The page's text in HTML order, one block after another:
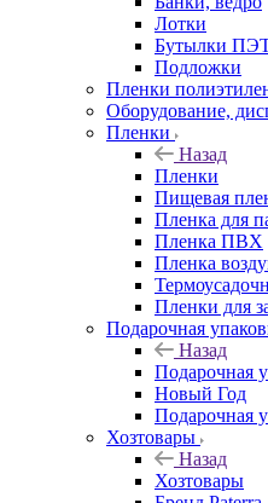
Лотки
Бутылки
Подложки
Пленки
Оборудование,
Пленки
Назад
Пленки
Пищевая
Пленка для
Пленка ПВХ
Пленка
Пленки для
Подарочная
Назад
Подарочная
Новый Год
Подарочная
Хозтовары
Назад
Хозтовары